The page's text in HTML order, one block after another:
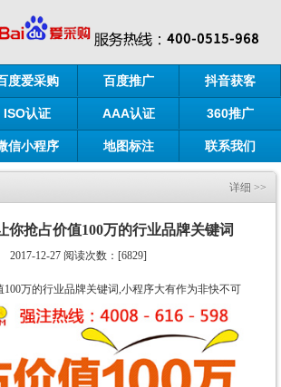
度爱采购 百度推广 抖音获客
ISO认证 AAA认证 360推广
信小程序 地图标注 联系我们
详细 >>
你抢占价值100万的行业品牌关键词
2017-12-27 阅读次数：[6829]
万的行业品牌关键词,小程序大有作为非快不可